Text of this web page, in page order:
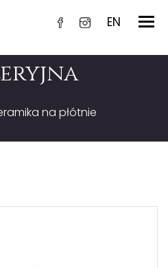
EN
na płótnie